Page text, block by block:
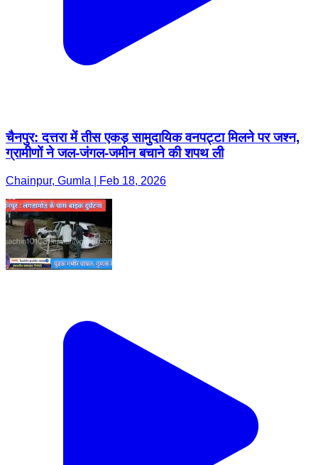
चैनपुर: दत्तरा में तीस एकड़ सामुदायिक वनपट्टा मिलने पर जश्न,
ग्रामीणों ने जल-जंगल-जमीन बचाने की शपथ ली
Chainpur, Gumla | Feb 18, 2026